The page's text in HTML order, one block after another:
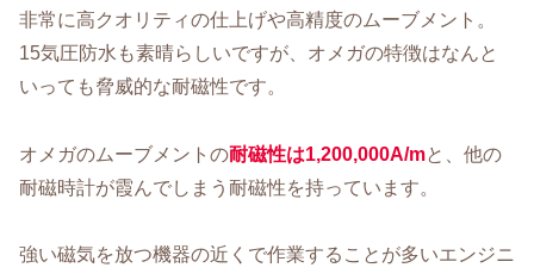
非常に高クオリティの仕上げや高精度のムーブメント。
15気圧防水も素晴らしいですが、オメガの特徴はなんと
いっても脅威的な耐磁性です。
オメガのムーブメントの耐磁性は1,200,000A/mと、他の
耐磁時計が霞んでしまう耐磁性を持っています。
強い磁気を放つ機器の近くで作業することが多いエンジニ